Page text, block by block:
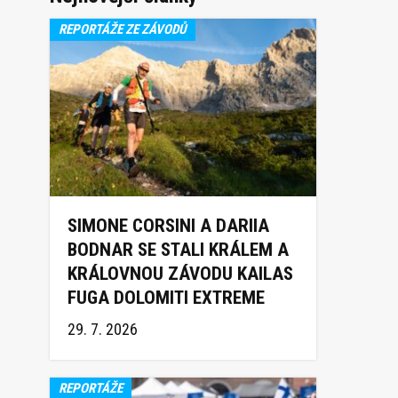
REPORTÁŽE ZE ZÁVODŮ
SIMONE CORSINI A DARIIA
BODNAR SE STALI KRÁLEM A
KRÁLOVNOU ZÁVODU KAILAS
FUGA DOLOMITI EXTREME
TRAIL 2026
29. 7. 2026
REPORTÁŽE